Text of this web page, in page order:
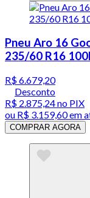
Pneu Aro 16
235/60 R16
R$ 6.679,20
Desconto
R$ 2.875,24no PIX
ou R$ 3.159,60em
COMPRAR AGORA